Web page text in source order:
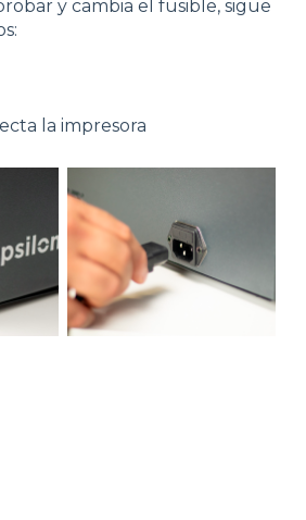
y cambia el fusible, sigue
la impresora